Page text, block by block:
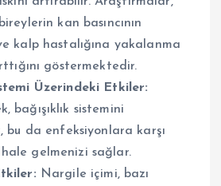
kan basıncının
kalp hastalığına yakalanma
göstermektedir.
Üzerindeki Etkiler:
bağışıklık sistemini
bu da enfeksiyonlara karşı
gelmenizi sağlar.
Nargile içimi, bazı